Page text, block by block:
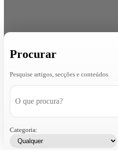
Procurar
Pesquise artigos, secções e conteúdos
Categoria: